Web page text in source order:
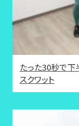
たった30秒で下
スクワット